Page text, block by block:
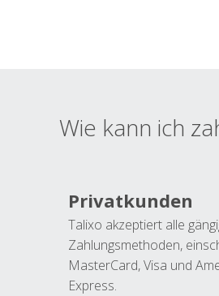
Wie kann ich
Privatkunden
Talixo akzeptiert alle
Zahlungsmethoden,
MasterCard, Visa und
Express.